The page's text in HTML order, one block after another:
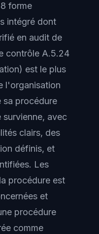
forme
intégré dont
en audit de
contrôle A.5.24
est le plus
l'organisation
sa procédure
avec
clairs, des
définis, et
Les
procédure est
et
procédure
comme